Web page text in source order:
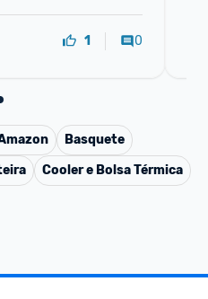
1 0
Basquete
Cooler e Bolsa Térmica